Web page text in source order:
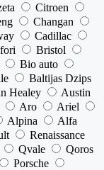
Citroen
Changan
Cadillac
Bristol
Bio auto
Baltijas Dzips
Healey
Austin
Aro
Ariel
Alpina
Alfa
Renaissance
Qvale
Qoros
Porsche